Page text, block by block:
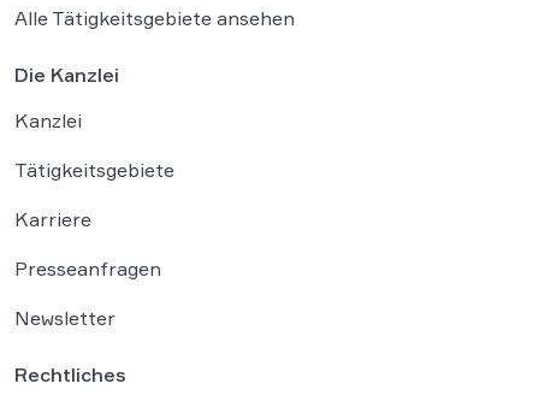
Alle Tätigkeitsgebiete ansehen
Die Kanzlei
Kanzlei
Tätigkeitsgebiete
Karriere
Presseanfragen
Newsletter
Rechtliches